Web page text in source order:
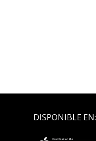
DISPONIBLE EN: